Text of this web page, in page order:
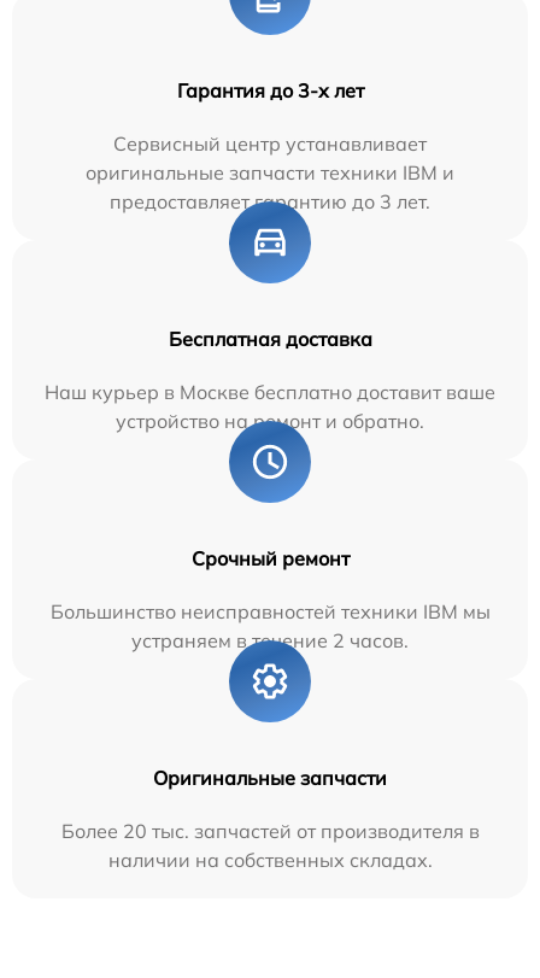
Гарантия до 3-х лет
Сервисный центр устанавливает
оригинальные запчасти техники IBM и
предоставляет гарантию до 3 лет.
Бесплатная доставка
Наш курьер в Москве бесплатно доставит ваше
устройство на ремонт и обратно.
Срочный ремонт
Большинство неисправностей техники IBM мы
устраняем в течение 2 часов.
Оригинальные запчасти
Более 20 тыс. запчастей от производителя в
наличии на собственных складах.